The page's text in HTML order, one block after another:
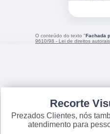
O conteúdo do texto "Fachada
9610/98 - Lei de direitos autorais
Recorte
Prezados Clientes, nós
atendimento para